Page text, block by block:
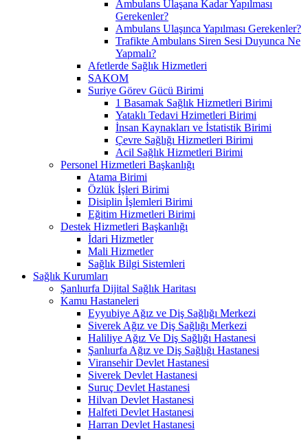
Ambulans Ulaşana Kadar Yapılması
Gerekenler?
Ambulans Ulaşınca Yapılması Gerekenler?
Trafikte Ambulans Siren Sesi Duyunca Ne
Yapmalı?
Afetlerde Sağlık Hizmetleri
SAKOM
Suriye Görev Gücü Birimi
1 Basamak Sağlık Hizmetleri Birimi
Yataklı Tedavi Hzimetleri Birimi
İnsan Kaynakları ve İstatistik Birimi
Çevre Sağlığı Hizmetleri Birimi
Acil Sağlık Hizmetleri Birimi
Personel Hizmetleri Başkanlığı
Atama Birimi
Özlük İşleri Birimi
Disiplin İşlemleri Birimi
Eğitim Hizmetleri Birimi
Destek Hizmetleri Başkanlığı
İdari Hizmetler
Mali Hizmetler
Sağlık Bilgi Sistemleri
Sağlık Kurumları
Şanlıurfa Dijital Sağlık Haritası
Kamu Hastaneleri
Eyyubiye Ağız ve Diş Sağlığı Merkezi
Siverek Ağız ve Diş Sağlığı Merkezi
Haliliye Ağız Ve Diş Sağlığı Hastanesi
Şanlıurfa Ağız ve Diş Sağlığı Hastanesi
Viransehir Devlet Hastanesi
Siverek Devlet Hastanesi
Suruç Devlet Hastanesi
Hilvan Devlet Hastanesi
Halfeti Devlet Hastanesi
Harran Devlet Hastanesi